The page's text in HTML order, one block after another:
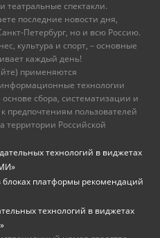
театральные спектакли.
последние новости дня,
Петербург, но и всю Россию.
культура и спорт, – основные
каждый день!
применяются
технологии
сбора, систематизации и
предпочтениям пользователей
территории Российской
технологий в виджетах
платформы рекомендаций
технологий в виджетах